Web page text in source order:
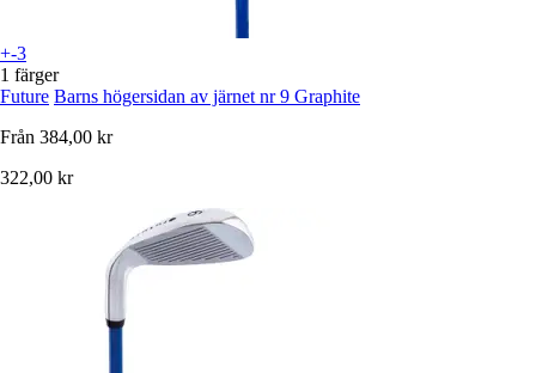
+-3
1 färger
Future Barns högersidan av järnet nr 9 Graphite
Från 384,00 kr
322,00 kr